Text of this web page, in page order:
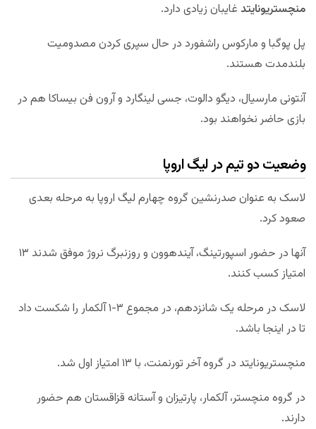
منچستریونایتد غایبان زیادی دارد.
پل پوگبا و مارکوس راشفورد در حال سپری کردن مصدومیت
بلندمدت هستند.
آنتونی مارسیال، دیگو دالوت، جسی لینگارد و آرون فن بیساکا هم در
بازی حاضر نخواهند بود.
وضعیت دو تیم در لیگ اروپا
لاسک به عنوان صدرنشین گروه چهارم لیگ اروپا به مرحله بعدی
صعود کرد.
آنها در حضور اسپورتینگ، آیندهوون و روزنبرگ نروژ موفق شدند ۱۳
امتیاز کسب کنند.
لاسک در مرحله یک شانزدهم، در مجموع ۳-۱ آلکمار را شکست داد
تا در اینجا باشد.
منچستریونایتد در گروه آخر تورنمنت، با ۱۳ امتیاز اول شد.
در گروه منچستر، آلکمار، پارتیزان و آستانه قزاقستان هم حضور
دارند.